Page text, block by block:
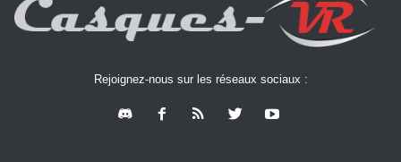
Rejoignez-nous sur les réseaux sociaux :